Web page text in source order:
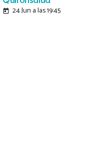
today 24 Jun a las 19:45